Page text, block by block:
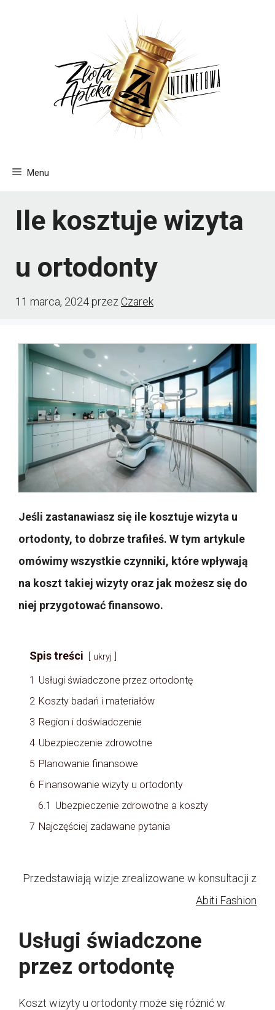
Menu
Ile kosztuje wizyta
u ortodonty
11 marca, 2024przez Czarek
Jeśli zastanawiasz się ile kosztuje wizyta u
ortodonty, to dobrze trafiłeś. W tym artykule
omówimy wszystkie czynniki, które wpływają
na koszt takiej wizyty oraz jak możesz się do
niej przygotować finansowo.
Spis treści ukryj
1 Usługi świadczone przez ortodontę
2 Koszty badań i materiałów
3 Region i doświadczenie
4 Ubezpieczenie zdrowotne
5 Planowanie finansowe
6 Finansowanie wizyty u ortodonty
6.1 Ubezpieczenie zdrowotne a koszty
7 Najczęściej zadawane pytania
Przedstawiają wizje zrealizowane w konsultacji z
Abiti Fashion
Usługi świadczone
przez ortodontę
Koszt wizyty u ortodonty może się różnić w